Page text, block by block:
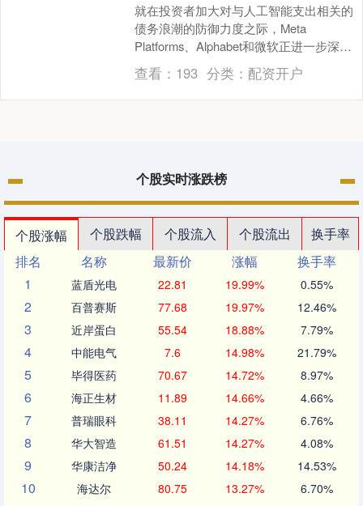
就在投资者加大对与人工智能支出相关的
债务浪潮的防御力度之际，Meta
Platforms、Alphabet和微软正进一步深入
信贷市场。这三家超大规模企业已被纳
入....
查看： 193 分类： 配资开户
个股实时涨跌榜
个股涨幅 个股跌幅 个股流入 个股流出
换手率
排名
名称 最新价 涨幅
换手率
1
蓝盾光电 22.81 19.99% 0.55%
2 百普赛斯 77.68 19.97% 12.46%
3 近岸蛋白 55.54 18.88% 7.79%
4 中能电气 7.6 14.98% 21.79%
5 毕得医药 70.67 14.72% 8.97%
6 海正生材 11.89 14.66% 4.66%
7 普瑞眼科 38.11 14.27% 6.76%
8 华大智造 61.51 14.27% 4.08%
9 华康洁净 50.24 14.18% 14.53%
10 海达尔 80.75 13.27% 6.70%